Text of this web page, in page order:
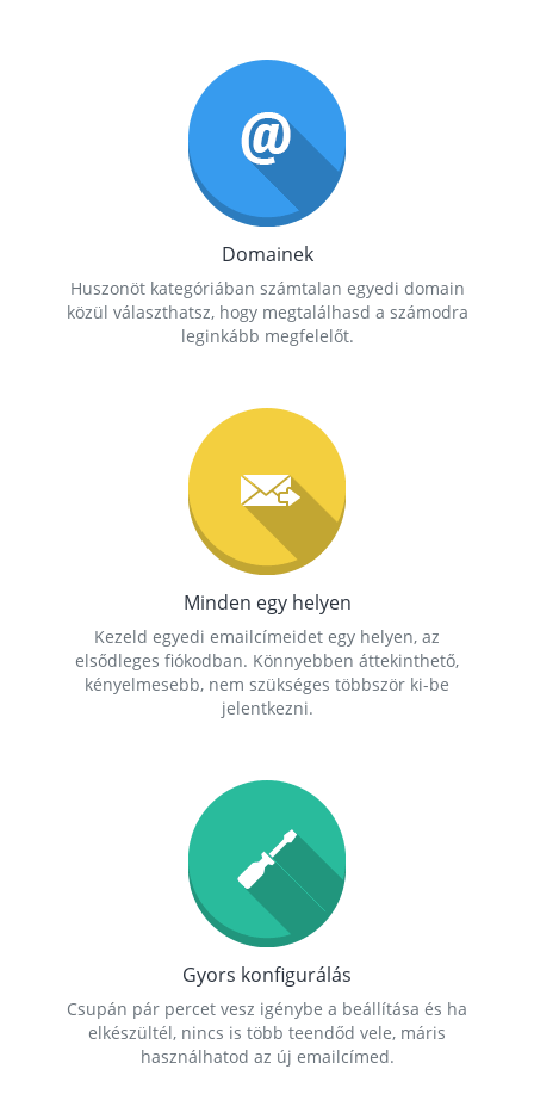
Domainek
Huszonöt kategóriában számtalan egyedi domain
közül választhatsz, hogy megtalálhasd a számodra
leginkább megfelelőt.
Minden egy helyen
Kezeld egyedi emailcímeidet egy helyen, az
elsődleges fiókodban. Könnyebben áttekinthető,
kényelmesebb, nem szükséges többször ki-be
jelentkezni.
Gyors konfigurálás
Csupán pár percet vesz igénybe a beállítása és ha
elkészültél, nincs is több teendőd vele, máris
használhatod az új emailcímed.